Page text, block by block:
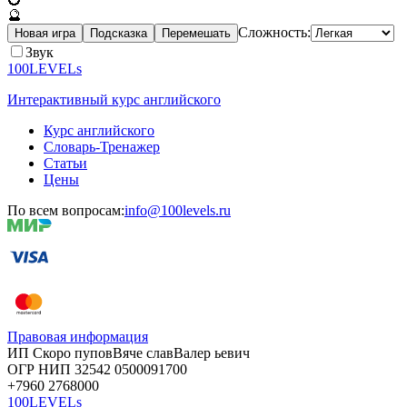
🔮
Новая игра Подсказка Перемешать Сложность:
Звук
100LEVELs
Интерактивный курс английского
Курс английского
Словарь-Тренажер
Статьи
Цены
По всем вопросам:info@100levels.ru
Правовая информация
ИП Скоро пуповВяче славВалер ьевич
ОГР НИП 32542 0500091700
+7960 2768000
100LEVELs